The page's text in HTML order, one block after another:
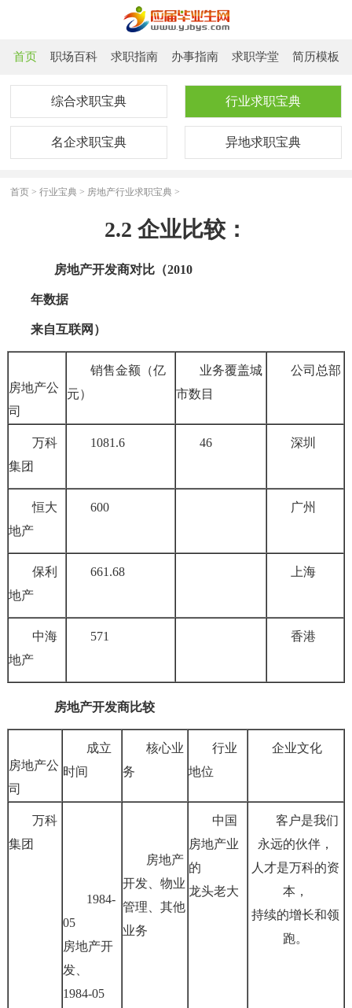
首页 职场百科 求职指南 办事指南 求职学堂 简历模板
综合求职宝典 行业求职宝典
名企求职宝典 异地求职宝典
首页 >行业宝典 > 房地产行业求职宝典 >
2.2 企业比较：
房地产开发商对比（2010
年数据
来自互联网）
房地产公
司
销售金额（亿
元）
业务覆盖城
市数目
公司总部
万科
集团
1081.6 46 深圳
恒大
地产
600 广州
保利
地产
661.68 上海
中海
地产
571 香港
房地产开发商比较
房地产公
司
成立
时间
核心业
务
行业
地位
企业文化
万科
集团
1984-
05
房地产开
发、
1984-05
房地产
开发、物业
管理、其他
业务
中国
房地产业
的
龙头老大
客户是我们
永远的伙伴，
人才是万科的资
本，
持续的增长和领
跑。